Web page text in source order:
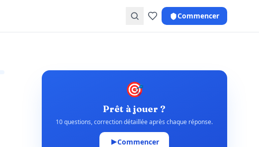
Commencer
🎯
Prêt à jouer ?
10 questions, correction détaillée après chaque réponse.
Commencer